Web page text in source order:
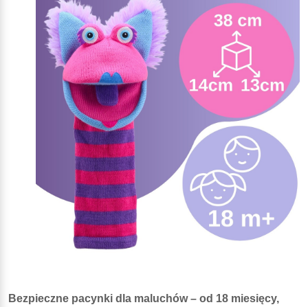
Bezpieczne pacynki dla maluchów – od 18 miesięcy,